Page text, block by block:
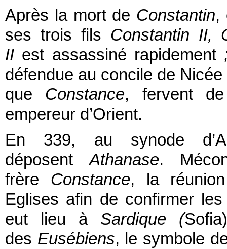
Après la mort de Constantin,
ses trois fils Constantin II,
II est assassiné rapidement
défendue au concile de
que Constance, fervent
empereur d’Orient.
En 339, au synode
déposentAthanase.
frère Constance, la
Eglises afin de confirmer
eut lieu à Sardique (
des Eusébiens, le symbole